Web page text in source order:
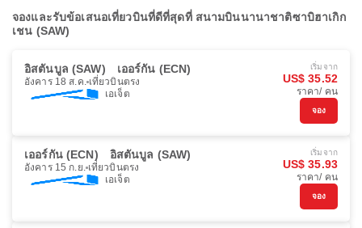
จองและรับข้อเสนอเที่ยวบินที่ดีที่สุดที่ สนามบินนานาชาติซาบิฮาเกิก
เชน (SAW)
อิสตันบูล (SAW) เออร์กัน (ECN)
อังคาร 18 ส.ค. เที่ยวบินตรง
เอเจ็ต
เริ่มจาก
US$ 35.52
ราคา/ คน
จอง
เออร์กัน (ECN) อิสตันบูล (SAW)
อังคาร 15 ก.ย. เที่ยวบินตรง
เอเจ็ต
เริ่มจาก
US$ 35.93
ราคา/ คน
จอง